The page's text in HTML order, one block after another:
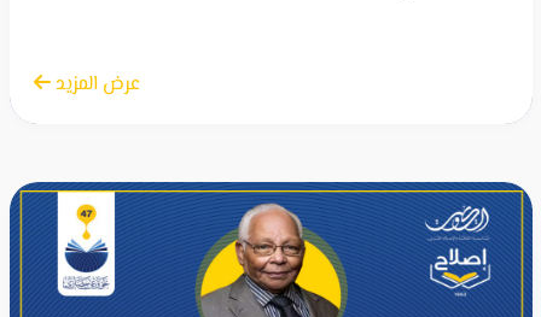
عرض المزيد